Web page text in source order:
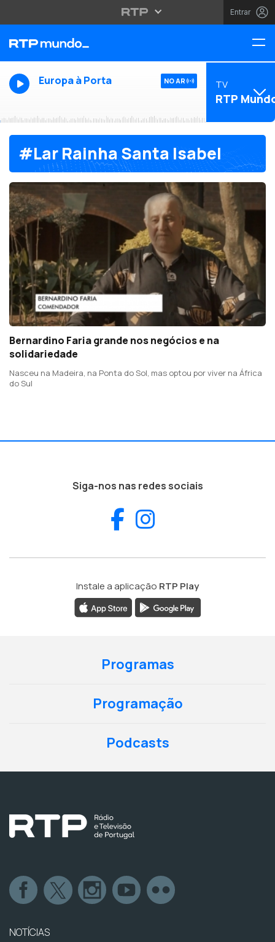
Entrar
Europa à Porta NO AR TV
RTP
#Lar Rainha Santa Isabel
Bernardino Faria grande nos negócios e na
solidariedade
Nasceu na Madeira, na Ponta do Sol, mas optou por viver na África
do Sul
Siga-nos nas redes sociais
Facebook
Instale a aplicação RTP Play
Programas
Programação
Podcasts
NOTÍCIAS